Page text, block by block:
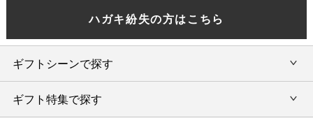
ハガキ紛失の方はこちら
ギフトシーンで探す
内祝い・お返し
ギフト特集で探す